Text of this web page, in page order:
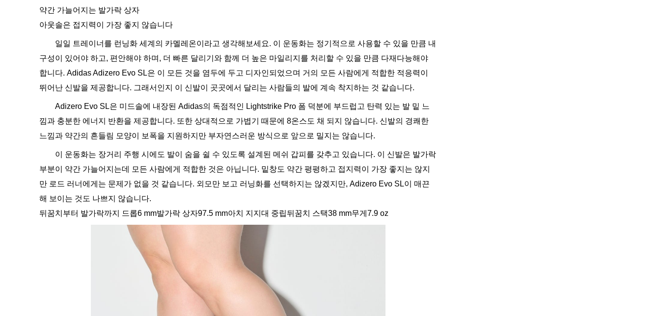
약간 가늘어지는 발가락 상자
아웃솔은 접지력이 가장 좋지 않습니다
일일 트레이너를 런닝화 세계의 카멜레온이라고 생각해보세요. 이 운동화는 정기적으로 사용할 수 있을 만큼 내
구성이 있어야 하고, 편안해야 하며, 더 빠른 달리기와 함께 더 높은 마일리지를 처리할 수 있을 만큼 다재다능해야
합니다. Adidas Adizero Evo SL은 이 모든 것을 염두에 두고 디자인되었으며 거의 ​​모든 사람에게 적합한 적응력이
뛰어난 신발을 제공합니다. 그래서인지 이 신발이 곳곳에서 달리는 사람들의 발에 계속 착지하는 것 같습니다.
Adizero Evo SL은 미드솔에 내장된 Adidas의 독점적인 Lightstrike Pro 폼 덕분에 부드럽고 탄력 있는 발 밑 느
낌과 충분한 에너지 반환을 제공합니다. 또한 상대적으로 가볍기 때문에 8온스도 채 되지 않습니다. 신발의 경쾌한
느낌과 약간의 흔들림 모양이 보폭을 지원하지만 부자연스러운 방식으로 앞으로 밀지는 않습니다.
이 운동화는 장거리 주행 시에도 발이 숨을 쉴 수 있도록 설계된 메쉬 갑피를 갖추고 있습니다. 이 신발은 발가락
부분이 약간 가늘어지는데 모든 사람에게 적합한 것은 아닙니다. 밑창도 약간 평평하고 접지력이 가장 좋지는 않지
만 로드 러너에게는 문제가 없을 것 같습니다. 외모만 보고 러닝화를 선택하지는 않겠지만, Adizero Evo SL이 매끈
해 보이는 것도 나쁘지 않습니다.
뒤꿈치부터 발가락까지 드롭6 mm발가락 상자97.5 mm아치 지지대 중립뒤꿈치 스택38 mm무게7.9 oz